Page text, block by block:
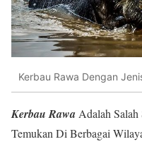
Kerbau Rawa Dengan
Kerbau Rawa Adalah
Temukan Di Berbagai